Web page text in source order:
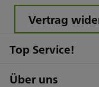
Vertrag
Top Service!
Über uns